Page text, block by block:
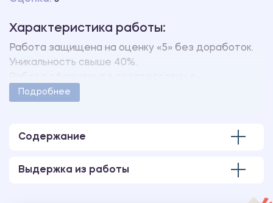
Характеристика работы:
Работа защищена на оценку «5» без доработок.
Уникальность свыше 40%.
методическими указаниями учебного заведения.
Подробнее
Содержание
Выдержка из работы